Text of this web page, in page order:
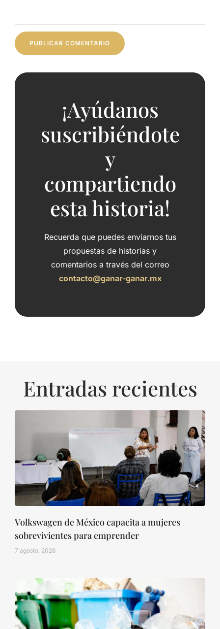
¡Ayúdanos
suscribiéndote
y
compartiendo
esta historia!
Recuerda que puedes enviarnos tus
propuestas de historias y
comentarios a través del correo
contacto@ganar-ganar.mx
Entradas recientes
Volkswagen de México capacita a mujeres
sobrevivientes para emprender
7 agosto, 2026